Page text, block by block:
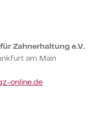
Zahnerhaltung e.V.
am Main
online.de